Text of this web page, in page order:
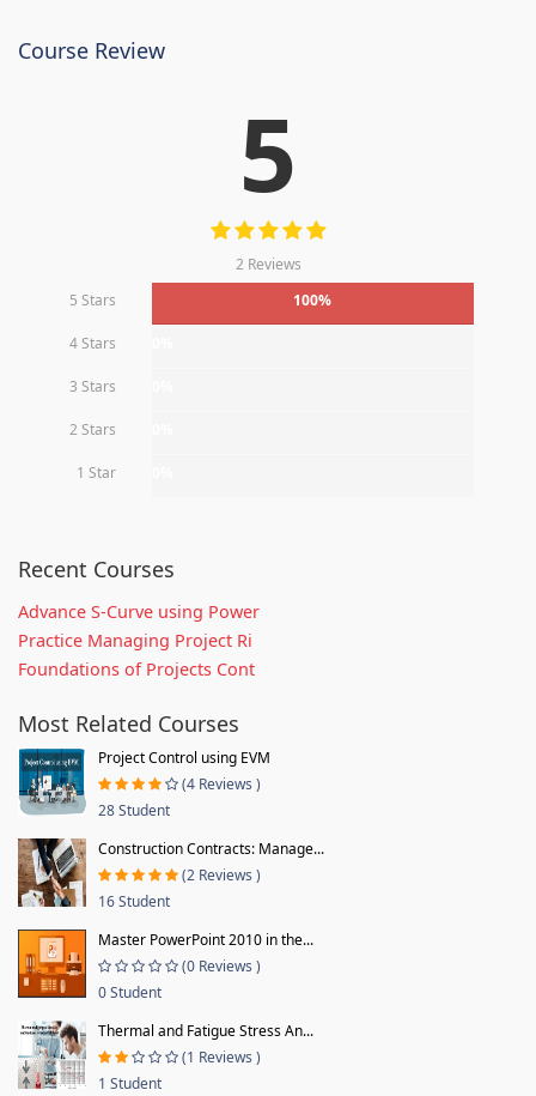
Course Review
5
2 Reviews
5 Stars
100%
4 Stars
3 Stars
2 Stars
1 Star
Recent Courses
Advance S-Curve using Power
Practice Managing Project Ri
Foundations of Projects Cont
Most Related Courses
Project Control using EVM
(4 Reviews )
28 Student
Construction Contracts: Manage...
(2 Reviews )
16 Student
Master PowerPoint 2010 in the...
(0 Reviews )
0 Student
Thermal and Fatigue Stress An...
(1 Reviews )
1 Student